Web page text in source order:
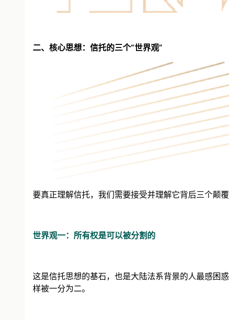
二、核心思想：信托的三个“世界观”
要真正理解信托，我们需要接受并理解它背后三个颠
世界观一：所有权是可以被分割的
这是信托思想的基石，也是大陆法系背景的人最感困
样被一分为二。